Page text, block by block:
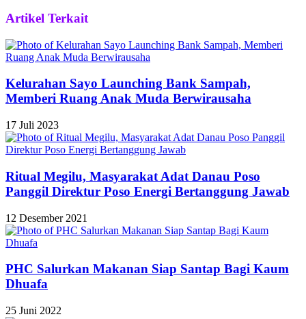
Artikel Terkait
Kelurahan Sayo Launching Bank Sampah,
Memberi Ruang Anak Muda Berwirausaha
17 Juli 2023
Ritual Megilu, Masyarakat Adat Danau Poso
Panggil Direktur Poso Energi Bertanggung Jawab
12 Desember 2021
PHC Salurkan Makanan Siap Santap Bagi Kaum
Dhuafa
25 Juni 2022